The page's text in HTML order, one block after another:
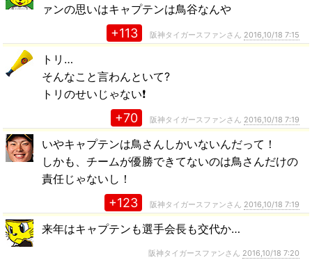
ァンの思いはキャプテンは鳥谷なんや
+113 阪神タイガースファンさん 2016,10/18 7:15
トリ…
そんなこと言わんといて?
トリのせいじゃない❗
+70 阪神タイガースファンさん 2016,10/18 7:19
いやキャプテンは鳥さんしかいないんだって！
しかも、チームが優勝できてないのは鳥さんだけの
責任じゃないし！
+123 阪神タイガースファンさん 2016,10/18 7:19
来年はキャプテンも選手会長も交代か…
阪神タイガースファンさん 2016,10/18 7:20